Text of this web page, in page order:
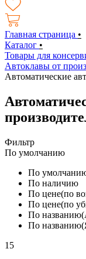
Главная страница •
Каталог •
Товары для
Автоклавы от
Автоматические
Фильтр
По умолчанию
По
По наличию
По цене(по
По цене(по
По
По
15